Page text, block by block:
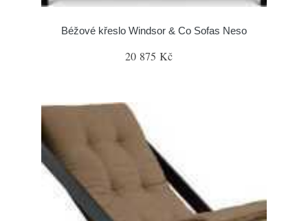
Béžové křeslo Windsor & Co Sofas Neso
20 875 Kč